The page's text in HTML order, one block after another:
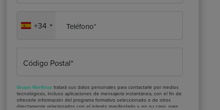
+34 Teléfono*
Código Postal*
Grupo Northius tratará sus datos personales para contactarle por medios
tecnológicos, incluso aplicaciones de mensajería instantánea, con el fin de
ofrecerle información del programa formativo seleccionado o de otros
directamente relacionados con el interés manifestado y, en su caso, para